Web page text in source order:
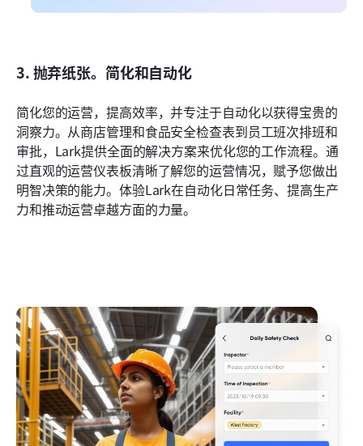
3. 抛弃纸张。简化和自动化
简化您的运营，提高效率，并专注于自动化以获得宝贵的
洞察力。从商店管理和食品安全检查表到员工班次排班和
审批，Lark提供全面的解决方案来优化您的工作流程。通
过直观的运营仪表板清晰了解您的运营情况，赋予您做出
明智决策的能力。体验Lark在自动化日常任务、提高生产
力和推动运营卓越方面的力量。